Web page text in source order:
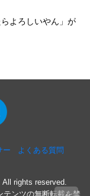
らよろしいやん」が
ー
よくある質問
rights reserved.
テンツの無断転載を禁